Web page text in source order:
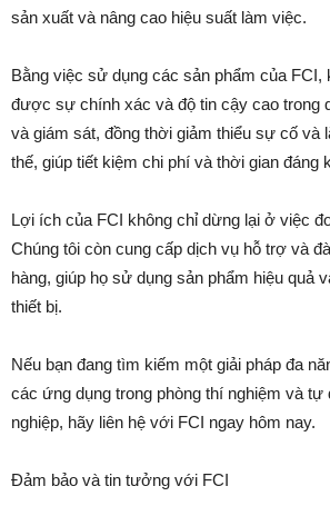
sản xuất và nâng cao hiệu suất làm việc.
Bằng việc sử dụng các sản phẩm của FCI,
được sự chính xác và độ tin cậy cao trong
và giám sát, đồng thời giảm thiểu sự cố và
thế, giúp tiết kiệm chi phí và thời gian đáng
Lợi ích của FCI không chỉ dừng lại ở việc
Chúng tôi còn cung cấp dịch vụ hỗ trợ và
hàng, giúp họ sử dụng sản phẩm hiệu quả
thiết bị.
Nếu bạn đang tìm kiếm một giải pháp đa
các ứng dụng trong phòng thí nghiệm và tự
nghiệp, hãy liên hệ với FCI ngay hôm nay.
Đảm bảo và tin tưởng với FCI